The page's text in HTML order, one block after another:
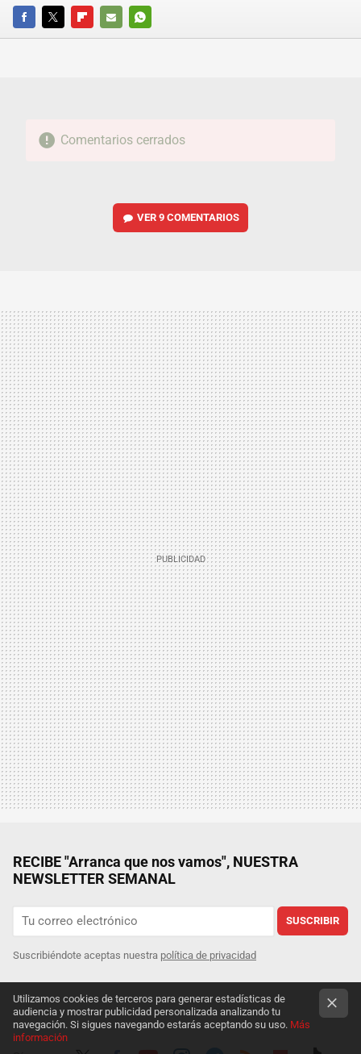
FACEBOOKTWITTERFLIPBOARD
E-
WHATSAPP
Comentarios cerrados
VER9 COMENTARIOS
RECIBE "Arranca que nos vamos", NUESTRA
NEWSLETTER SEMANAL
SUSCRIBIR
Suscribiéndote aceptas nuestra política de privacidad
Utilizamos cookies de terceros para generar estadísticas de
audiencia y mostrar publicidad personalizada analizando tu
navegación. Si sigues navegando estarás aceptando su uso. Más
información